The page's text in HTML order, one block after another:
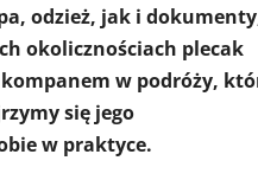
odzież, jak i
okolicznościach plecak
w podróży,
się jego
w praktyce.